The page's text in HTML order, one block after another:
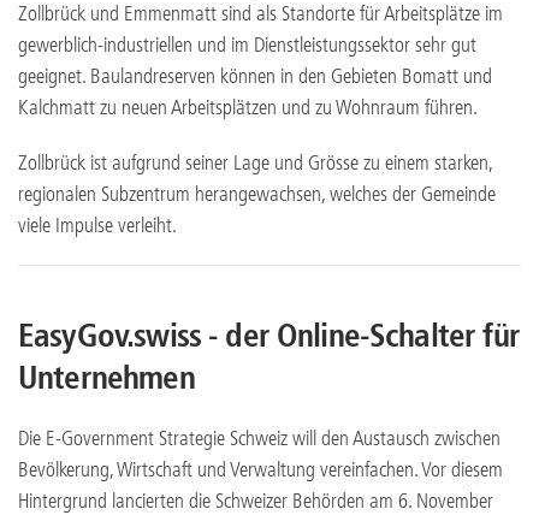
Zollbrück und Emmenmatt sind als Standorte für Arbeitsplätze im
gewerblich-industriellen und im Dienstleistungssektor sehr gut
geeignet. Baulandreserven können in den Gebieten Bomatt und
Kalchmatt zu neuen Arbeitsplätzen und zu Wohnraum führen.
Zollbrück ist aufgrund seiner Lage und Grösse zu einem starken,
regionalen Subzentrum herangewachsen, welches der Gemeinde
viele Impulse verleiht.
EasyGov.swiss - der Online-Schalter für
Unternehmen
Die E-Government Strategie Schweiz will den Austausch zwischen
Bevölkerung, Wirtschaft und Verwaltung vereinfachen. Vor diesem
Hintergrund lancierten die Schweizer Behörden am 6. November